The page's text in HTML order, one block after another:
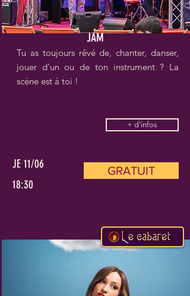
JAM
Tu as toujours rêvé de, chanter, danser,
jouer d'un ou de ton instrument ? La
scène est à toi !
+ d'infos
JE 11/06
18:30
GRATUIT